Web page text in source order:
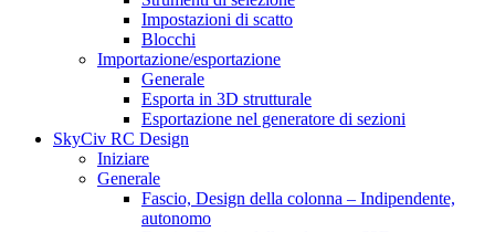
Impostazioni di scatto
Blocchi
Importazione/esportazione
Generale
Esporta in 3D strutturale
Esportazione nel generatore di sezioni
SkyCiv RC Design
Iniziare
Generale
Fascio, Design della colonna – Indipendente,
autonomo